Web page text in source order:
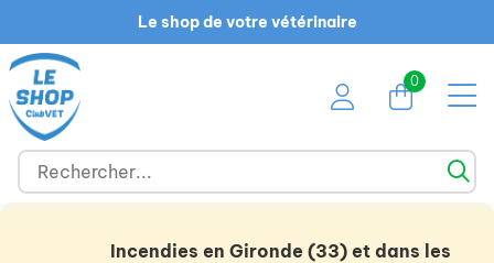
Le shop de votre vétérinaire
0
Incendies en Gironde (33) et dans les